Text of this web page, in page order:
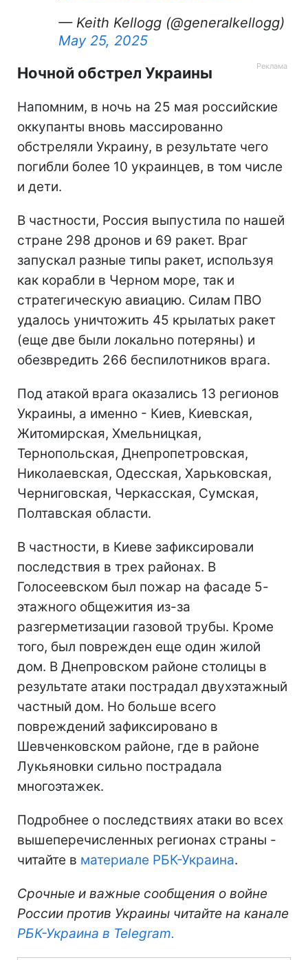
— Keith Kellogg (@generalkellogg)
May 25, 2025
Ночной обстрел Украины
Напомним, в ночь на 25 мая российские
оккупанты вновь массированно
обстреляли Украину, в результате чего
погибли более 10 украинцев, в том числе
и дети.
В частности, Россия выпустила по нашей
стране 298 дронов и 69 ракет. Враг
запускал разные типы ракет, используя
как корабли в Черном море, так и
стратегическую авиацию. Силам ПВО
удалось уничтожить 45 крылатых ракет
(еще две были локально потеряны) и
обезвредить 266 беспилотников врага.
Под атакой врага оказались 13 регионов
Украины, а именно - Киев, Киевская,
Житомирская, Хмельницкая,
Тернопольская, Днепропетровская,
Николаевская, Одесская, Харьковская,
Черниговская, Черкасская, Сумская,
Полтавская области.
В частности, в Киеве зафиксировали
последствия в трех районах. В
Голосеевском был пожар на фасаде 5-
этажного общежития из-за
разгерметизации газовой трубы. Кроме
того, был поврежден еще один жилой
дом. В Днепровском районе столицы в
результате атаки пострадал двухэтажный
частный дом. Но больше всего
повреждений зафиксировано в
Шевченковском районе, где в районе
Лукьяновки сильно пострадала
многоэтажек.
Подробнее о последствиях атаки во всех
вышеперечисленных регионах страны -
читайте в материале РБК-Украина.
Срочные и важные сообщения о войне
России против Украины читайте на канале
РБК-Украина в Telegram.